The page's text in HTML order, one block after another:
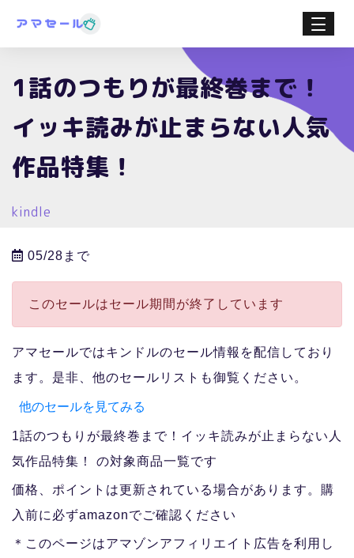
1話のつもりが最終巻まで！
イッキ読みが止まらない人気
作品特集！
kindle
05/28まで
このセールはセール期間が終了しています
アマセールではキンドルのセール情報を配信しており
ます。是非、他のセールリストも御覧ください。
他のセールを見てみる
1話のつもりが最終巻まで！イッキ読みが止まらない人
気作品特集！ の対象商品一覧です
価格、ポイントは更新されている場合があります。購
入前に必ずamazonでご確認ください
＊このページはアマゾンアフィリエイト広告を利用し